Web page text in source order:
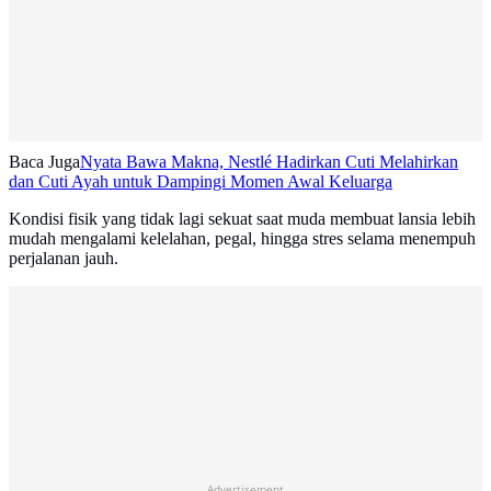
Baca JugaNyata Bawa Makna, Nestlé Hadirkan Cuti Melahirkan
dan Cuti Ayah untuk Dampingi Momen Awal Keluarga
Kondisi fisik yang tidak lagi sekuat saat muda membuat lansia lebih
mudah mengalami kelelahan, pegal, hingga stres selama menempuh
perjalanan jauh.